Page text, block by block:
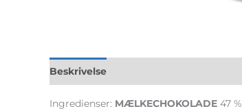
Beskrivelse
Ingredienser: MÆLKECHOKOLADE 47